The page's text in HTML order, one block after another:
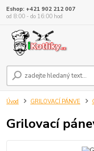
Eshop: +421 902 212 007
od 8:00 - do 16:00 hod
Úvod GRILOVACÍ PÁNVE
Grilovací